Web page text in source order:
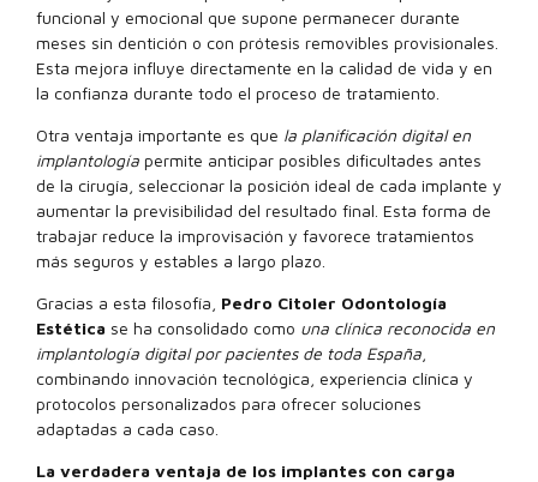
funcional y emocional que supone permanecer durante
meses sin dentición o con prótesis removibles provisionales.
Esta mejora influye directamente en la calidad de vida y en
la confianza durante todo el proceso de tratamiento.
Otra ventaja importante es que la planificación digital en
implantología permite anticipar posibles dificultades antes
de la cirugía, seleccionar la posición ideal de cada implante y
aumentar la previsibilidad del resultado final. Esta forma de
trabajar reduce la improvisación y favorece tratamientos
más seguros y estables a largo plazo.
Gracias a esta filosofía, Pedro Citoler Odontología
Estética se ha consolidado como una clínica reconocida en
implantología digital por pacientes de toda España
combinando innovación tecnológica, experiencia clínica y
protocolos personalizados para ofrecer soluciones
adaptadas a cada caso.
La verdadera ventaja de los implantes con carga